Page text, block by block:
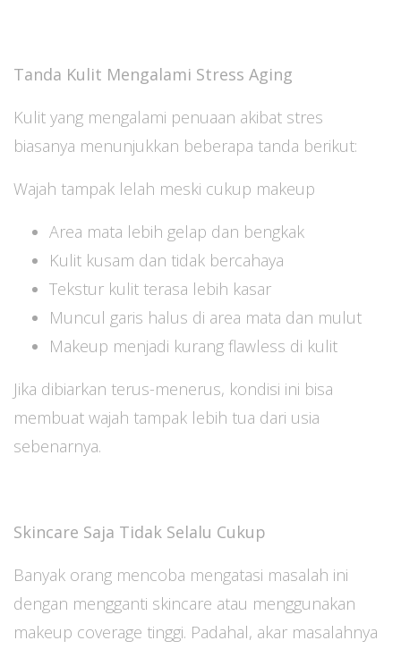
Tanda Kulit Mengalami Stress Aging
Kulit yang mengalami penuaan akibat stres
biasanya menunjukkan beberapa tanda berikut:
Wajah tampak lelah meski cukup makeup
Area mata lebih gelap dan bengkak
Kulit kusam dan tidak bercahaya
Tekstur kulit terasa lebih kasar
Muncul garis halus di area mata dan mulut
Makeup menjadi kurang flawless di kulit
Jika dibiarkan terus-menerus, kondisi ini bisa
membuat wajah tampak lebih tua dari usia
sebenarnya.
Skincare Saja Tidak Selalu Cukup
Banyak orang mencoba mengatasi masalah ini
dengan mengganti skincare atau menggunakan
makeup coverage tinggi. Padahal, akar masalahnya